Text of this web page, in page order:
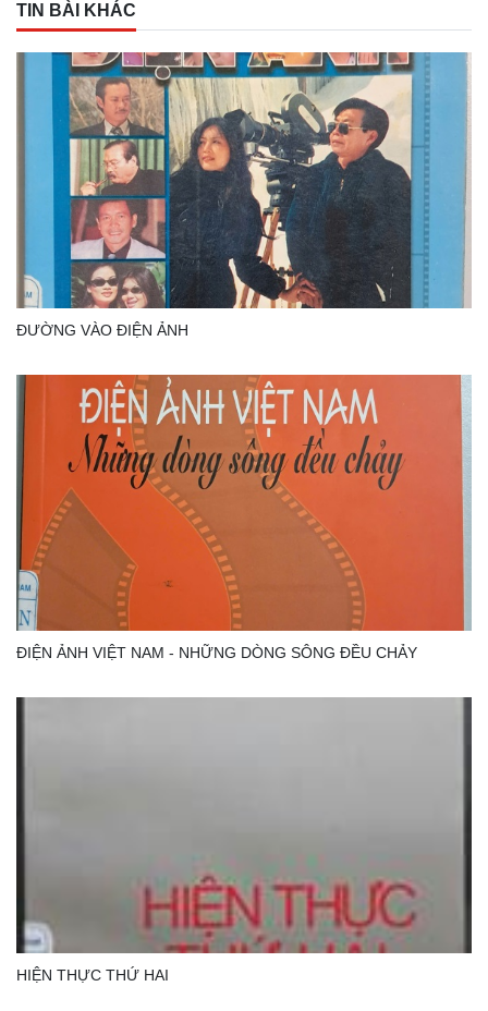
TIN BÀI KHÁC
ĐƯỜNG VÀO ĐIỆN ẢNH
ĐIỆN ẢNH VIỆT NAM - NHỮNG DÒNG SÔNG ĐỀU CHẢY
HIỆN THỰC THỨ HAI